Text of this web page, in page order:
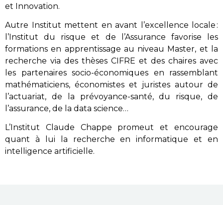
et Innovation.
Autre Institut mettent en avant l’excellence locale :
l’Institut du risque et de l’Assurance favorise les
formations en apprentissage au niveau Master, et la
recherche via des thèses CIFRE et des chaires avec
les partenaires socio-économiques en rassemblant
mathématiciens, économistes et juristes autour de
l’actuariat, de la prévoyance-santé, du risque, de
l’assurance, de la data science…
L’Institut Claude Chappe promeut et encourage
quant à lui la recherche en informatique et en
intelligence artificielle.